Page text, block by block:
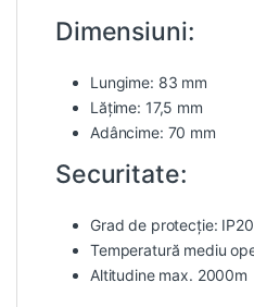
Dimensiuni:
Lungime: 83 mm
Lățime: 17,5 mm
Adâncime: 70 mm
Securitate:
Grad de protecție: IP20
Temperatură mediu
Altitudine max. 2000m